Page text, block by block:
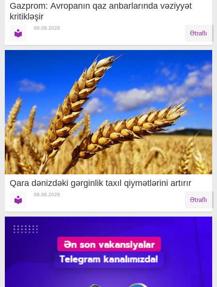
Gazprom: Avropanın qaz anbarlarında vəziyyət
kritikləşir
08.08.2026
Ətraflı
Qara dənizdəki gərginlik taxıl qiymətlərini artırır
08.08.2026
Ətraflı